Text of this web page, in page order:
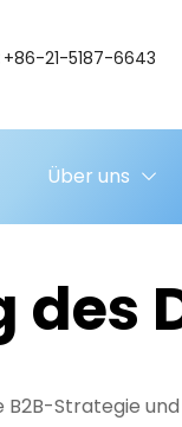
+86-21-5187-6643
Über uns
des
B2B-Strategie